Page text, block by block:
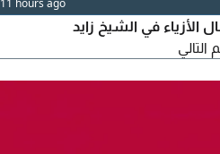
11 hours ago
في الشيخ زايد